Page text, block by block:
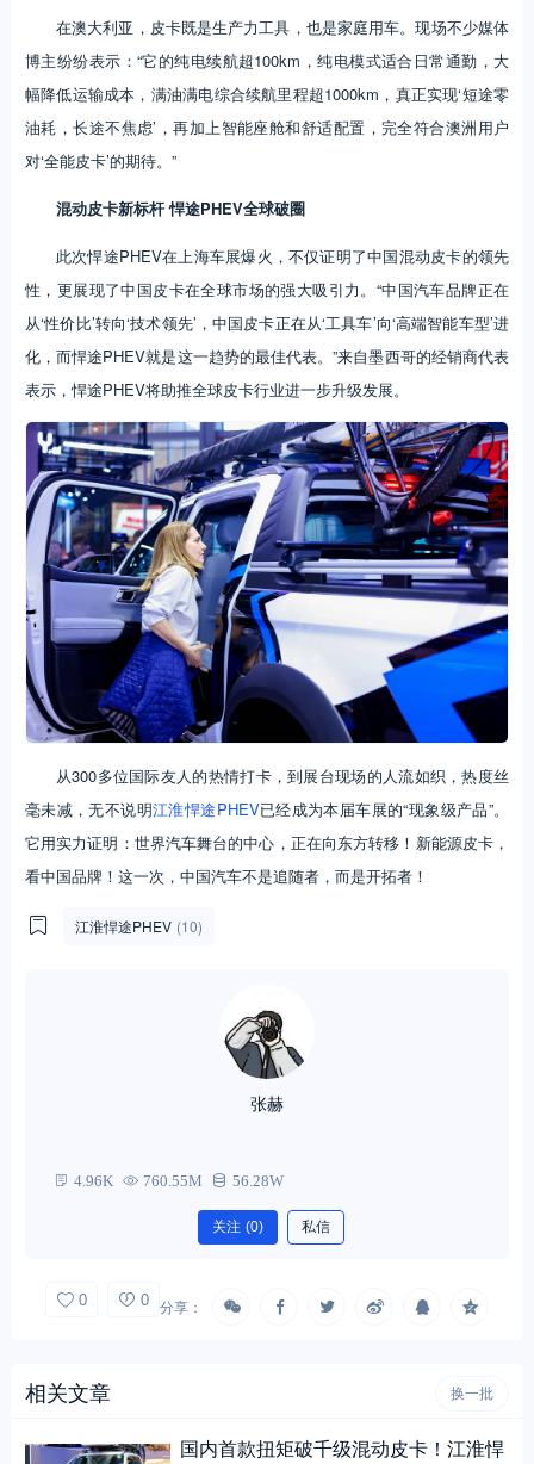
在澳大利亚，皮卡既是生产力工具，也是家庭用车。现场不少媒体
博主纷纷表示：“它的纯电续航超100km，纯电模式适合日常通勤，大
幅降低运输成本，满油满电综合续航里程超1000km，真正实现‘短途零
油耗，长途不焦虑’，再加上智能座舱和舒适配置，完全符合澳洲用户
对‘全能皮卡’的期待。”
混动皮卡新标杆 悍途PHEV全球破圈
此次悍途PHEV在上海车展爆火，不仅证明了中国混动皮卡的领先
性，更展现了中国皮卡在全球市场的强大吸引力。“中国汽车品牌正在
从‘性价比’转向‘技术领先’，中国皮卡正在从‘工具车’向‘高端智能车型’进
化，而悍途PHEV就是这一趋势的最佳代表。”来自墨西哥的经销商代表
表示，悍途PHEV将助推全球皮卡行业进一步升级发展。
从300多位国际友人的热情打卡，到展台现场的人流如织，热度丝
毫未减，无不说明江淮悍途PHEV已经成为本届车展的“现象级产品”。
它用实力证明：世界汽车舞台的中心，正在向东方转移！新能源皮卡，
看中国品牌！这一次，中国汽车不是追随者，而是开拓者！
江淮悍途PHEV (10)
张赫
4.96K 760.55M 56.28W
关注 (0) 私信
0 0 分享：
相关文章 换一批
国内首款扭矩破千级混动皮卡！江淮悍